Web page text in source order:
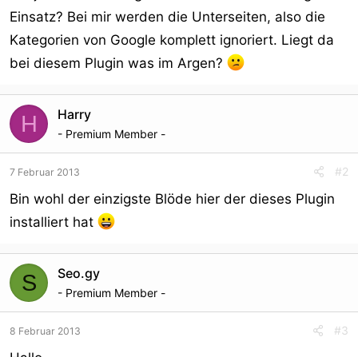
Einsatz? Bei mir werden die Unterseiten, also die
Kategorien von Google komplett ignoriert. Liegt da
bei diesem Plugin was im Argen?
H Harry
- Premium Member -
7 Februar 2013 #2
Bin wohl der einzigste Blöde hier der dieses Plugin
installiert hat
S Seo.gy
- Premium Member -
8 Februar 2013 #3